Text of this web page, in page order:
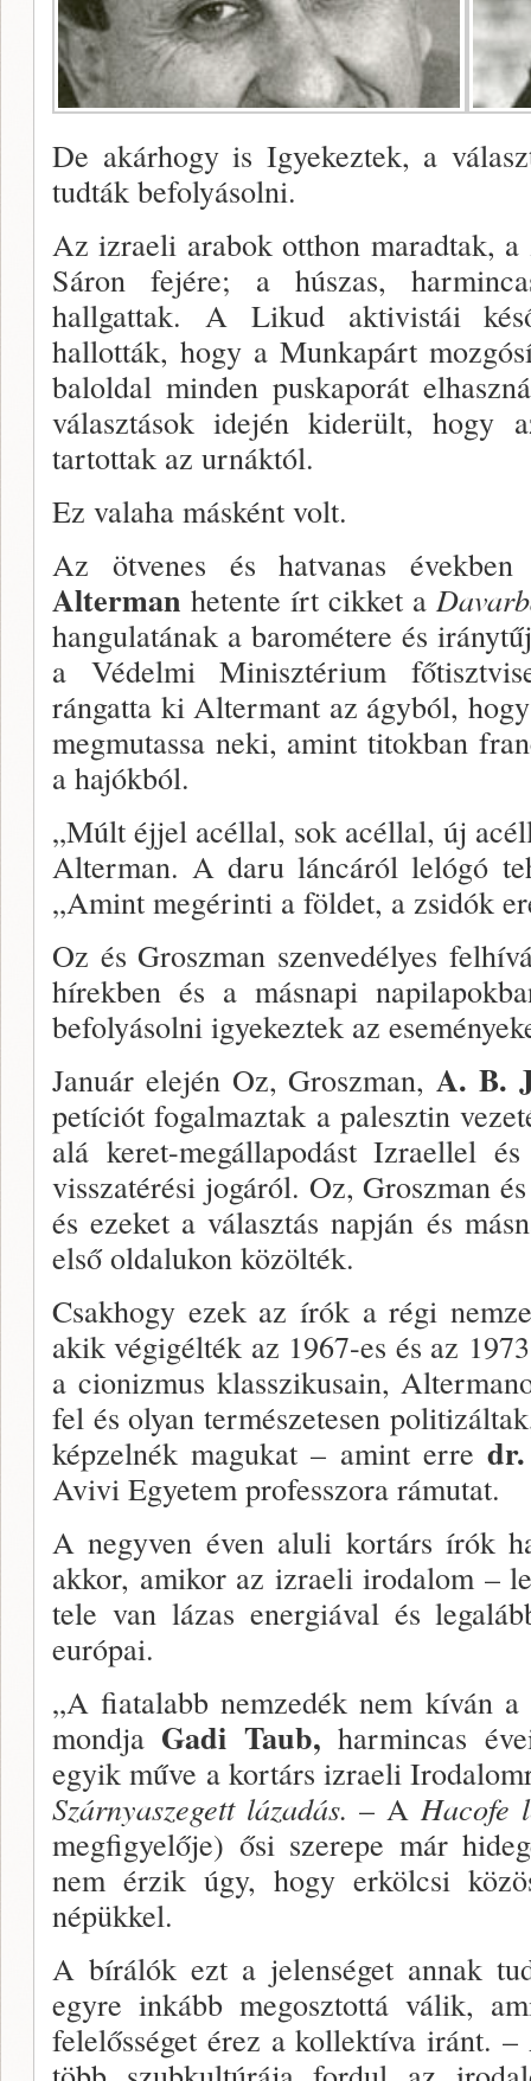
De akárhogy is Igyekeztek, a
tudták befo­lyásolni.
Az izraeli arabok otthon maradtak,
Sáron fejé­re; a húszas,
hallgattak. A Likud aktivistái
hallották, hogy a Munkapárt
baloldal minden puskapo­rát
választások idején kiderült, hogy
tartottak az urnáktól.
Ez valaha másként volt.
Az ötvenes és hatvanas
Alterman hetente írt cikket a
hangulatának a barométere és
a Védelmi Minisztérium
rángatta ki Altermant az ágyból,
megmutassa neki, amint ti­tokban
a hajókból.
„Múlt éjjel acéllal, sok acéllal, új
Alterman. A daru láncáról lelógó
„Amint megérinti a föl­det, a zsidók
Oz és Groszman szenvedélyes
hírekben és a másnapi
befolyásolni igyekeztek az
Január elején Oz, Groszman,A. B.
petíciót fo­galmaztak a palesztin
alá keret-megállapo­dást Izraellel
visszatérési jogáról. Oz, Groszman
és ezeket a választás napján és
első oldalukon közölték.
Csakhogy ezek az írók a régi
akik végigél­ték az 1967-es és az
a cionizmus klassziku­sain,
fel és olyan természetesen
képzel­nék magukat – amint erre
Avivi Egyetem pro­fesszora rámutat.
A negyven éven aluli kortárs írók
akkor, amikor az izraeli irodalom –
tele van lázas ener­giával és
európai.
„A fiatalabb nemzedék nem kíván
mondja Gadi Taub,harmincas
egyik műve a kortárs izraeli
Szárnyaszegett lázadás. – A Hacofe
megfigyelője) ősi szerepe már
nem érzik úgy, hogy erkölcsi
népükkel.
A bírálók ezt a jelenséget annak
egyre inkább megosztottá válik,
felelősséget érez a kollektíva iránt.